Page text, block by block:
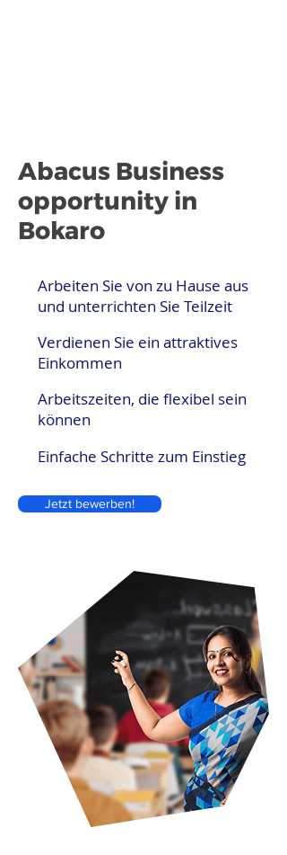
Abacus Business
opportunity in
Bokaro
Arbeiten Sie von zu Hause aus
und unterrichten Sie Teilzeit
Verdienen Sie ein attraktives
Einkommen
Arbeitszeiten, die flexibel sein
können
Einfache Schritte zum Einstieg
Jetzt bewerben!